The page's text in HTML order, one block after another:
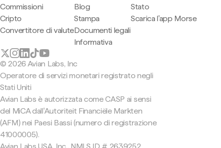
Commissioni
Cripto
Convertitore di valute
Blog
Stampa
Documenti legali
Informativa
Stato
Scarica l'app Morse
© 2026 Avian Labs, Inc
Operatore di servizi monetari registrato negli
Stati Uniti
Avian Labs è autorizzata come CASP ai sensi
del MiCA dall'Autoriteit Financiële Markten
(AFM) nei Paesi Bassi (numero di registrazione
41000005).